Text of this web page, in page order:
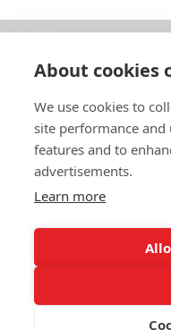
In English
Standardavtal
Snabblänkar
About cookies
We use cookies to
site performance and
features and to
advertisements.
Learn more